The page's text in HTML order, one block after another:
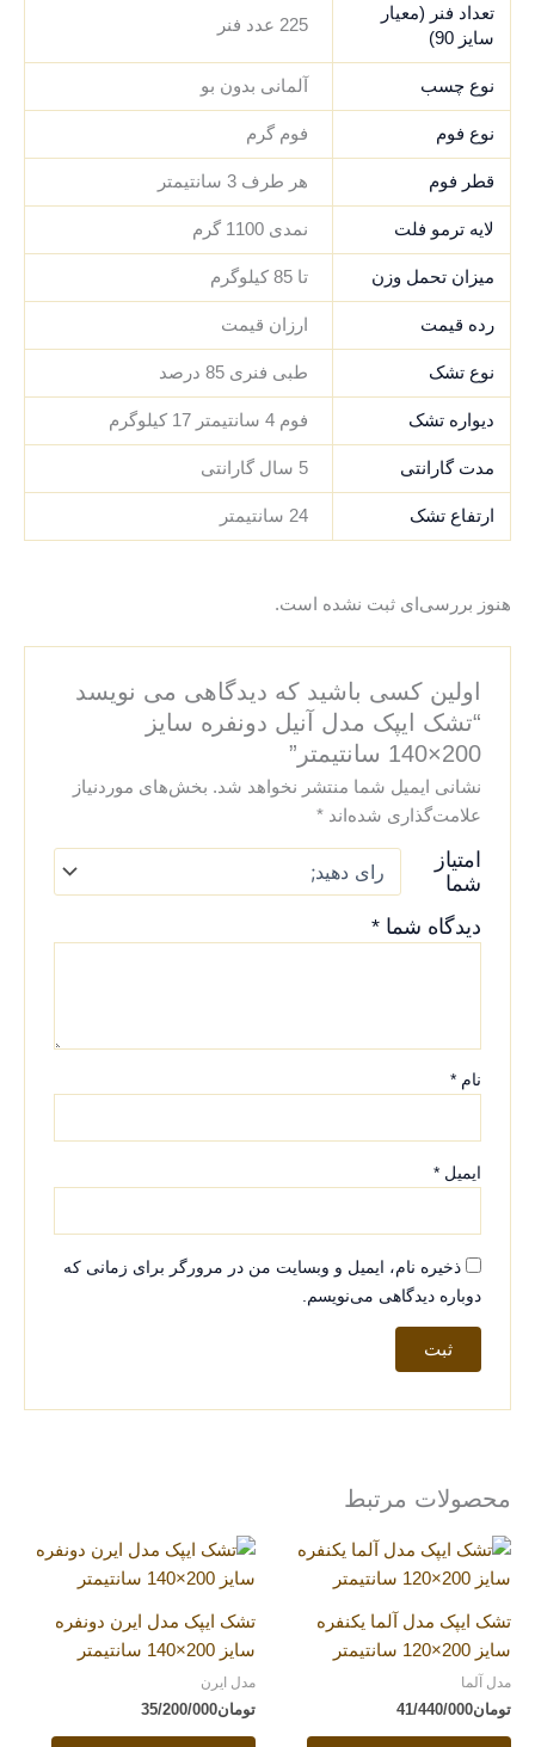
تعداد فنر (معیار
سایز 90)
225 عدد فنر
نوع چسب آلمانی بدون بو
نوع فوم فوم گرم
قطر فوم هر طرف 3 سانتیمتر
لایه ترمو فلت نمدی 1100 گرم
میزان تحمل وزن تا 85 کیلوگرم
رده قیمت ارزان قیمت
نوع تشک طبی فنری 85 درصد
دیواره تشک فوم 4 سانتیمتر 17 کیلوگرم
مدت گارانتی 5 سال گارانتی
ارتفاع تشک 24 سانتیمتر
هنوز بررسی‌ای ثبت نشده است.
اولین کسی باشید که دیدگاهی می نویسد
“تشک ایپک مدل آنیل دونفره سایز
200×140 سانتیمتر”
نشانی ایمیل شما منتشر نخواهد شد. بخش‌های موردنیاز
علامت‌گذاری شده‌اند*
امتیاز
شما
دیدگاه شما*
نام*
ایمیل*
ذخیره نام، ایمیل و وبسایت من در مرورگر برای زمانی که
دوباره دیدگاهی می‌نویسم.
محصولات مرتبط
تشک ایپک مدل آلما یکنفره
سایز 200×120 سانتیمتر
مدل آلما
تومان41/440/000
تشک ایپک مدل ایرن دونفره
سایز 200×140 سانتیمتر
مدل ایرن
تومان35/200/000